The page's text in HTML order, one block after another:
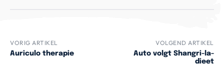
VORIG ARTIKEL
Auriculo therapie
VOLGEND ARTIKEL
Auto volgt Shangri-la-
dieet